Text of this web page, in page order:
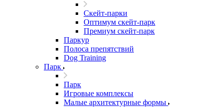
Скейт-парки
Оптимум скейт-парк
Премиум скейт-парк
Паркур
Полоса препятствий
Dog Training
Парк
Парк
Игровые комплексы
Малые архитектурные формы